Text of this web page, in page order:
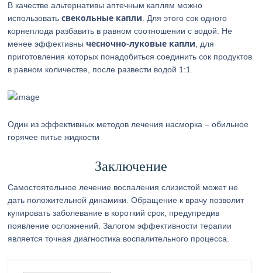
В качестве альтернативы аптечным каплям можно
использоватьсвекольные капли . Для этого сок одного
корнеплода разбавить в равном соотношении с водой. Не
менее эффективнычесночно-луковые капли , для
приготовления которых понадобиться соединить сок продуктов
в равном количестве, после развести водой 1:1.
Один из эффективных методов лечения насморка – обильное
горячее питье жидкости
Заключение
Самостоятельное лечение воспаления слизистой может не
дать положительной динамики. Обращение к врачу позволит
купировать заболевание в короткий срок, предупредив
появление осложнений. Залогом эффективности терапии
является точная диагностика воспалительного процесса.